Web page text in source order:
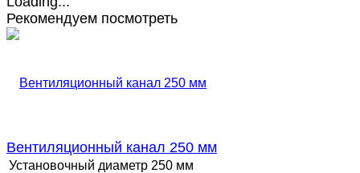
Рекомендуем посмотреть
Вентиляционный канал 250 мм
Установочный диаметр 250 мм